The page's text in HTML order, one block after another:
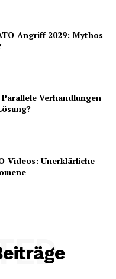
Angriff 2029: Mythos
Verhandlungen
Videos: Unerklärliche